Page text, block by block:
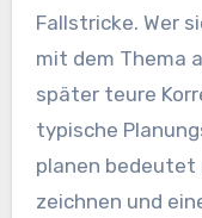
Fallstricke. Wer
mit dem Thema
später teure
typische
planen bedeutet
zeichnen und